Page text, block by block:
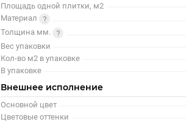
Площадь одной плитки, м2
Материал
Толщина мм.
Вес упаковки
Кол-во м2 в упаковке
В упаковке
Внешнее исполнение
Основной цвет
Цветовые оттенки